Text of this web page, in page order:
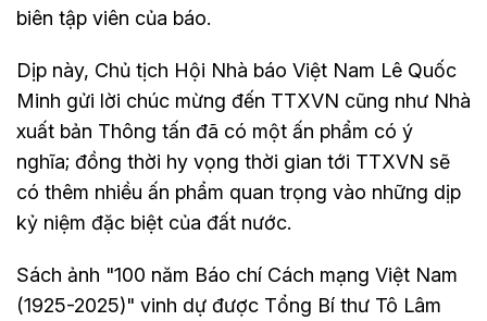
biên tập viên của báo.
Dịp này, Chủ tịch Hội Nhà báo Việt Nam Lê Quốc
Minh gửi lời chúc mừng đến TTXVN cũng như Nhà
xuất bản Thông tấn đã có một ấn phẩm có ý
nghĩa; đồng thời hy vọng thời gian tới TTXVN sẽ
có thêm nhiều ấn phẩm quan trọng vào những dịp
kỷ niệm đặc biệt của đất nước.
Sách ảnh "100 năm Báo chí Cách mạng Việt Nam
(1925-2025)" vinh dự được Tổng Bí thư Tô Lâm